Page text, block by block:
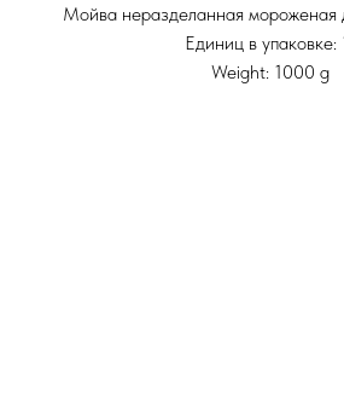
Мойва неразделанная мороженая
Единиц в упаковке:
Weight: 1000 g